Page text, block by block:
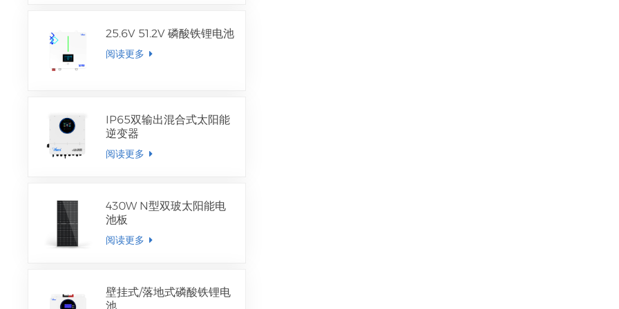
25.6V 51.2V 磷酸铁锂电池
阅读更多
IP65双输出混合式太阳能
逆变器
阅读更多
430W N型双玻太阳能电
池板
阅读更多
壁挂式/落地式磷酸铁锂电
池